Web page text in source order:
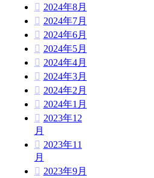
2024年8月
2024年7月
2024年6月
2024年5月
2024年4月
2024年3月
2024年2月
2024年1月
2023年12
月
2023年11
月
2023年9月